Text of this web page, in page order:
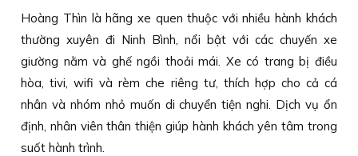
Hoàng Thìn là hãng xe quen thuộc với nhiều hành khách
thường xuyên đi Ninh Bình, nổi bật với các chuyến xe
giường nằm và ghế ngồi thoải mái. Xe có trang bị điều
hòa, tivi, wifi và rèm che riêng tư, thích hợp cho cả cá
nhân và nhóm nhỏ muốn di chuyển tiện nghi. Dịch vụ ổn
định, nhân viên thân thiện giúp hành khách yên tâm trong
suốt hành trình.